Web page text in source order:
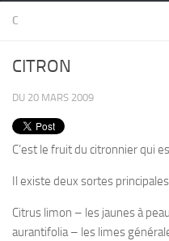
ACTUALITÉ
PRODUITS
C
CITRON
DU 20 MARS 2009
C’est le fruit du citronnier qui
Il existe deux sortes
Citrus limon – les jaunes à
aurantifolia – les limes